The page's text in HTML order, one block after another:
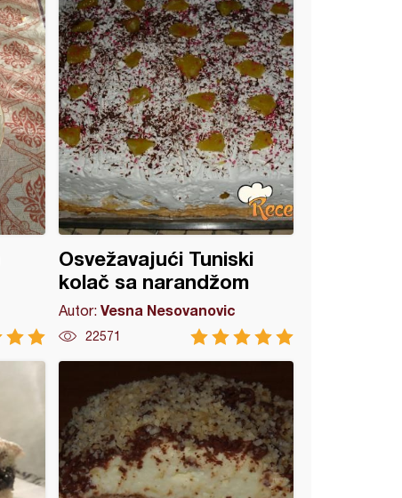
Osvežavajući Tuniski
kolač sa narandžom
Autor:Vesna Nesovanovic
22571